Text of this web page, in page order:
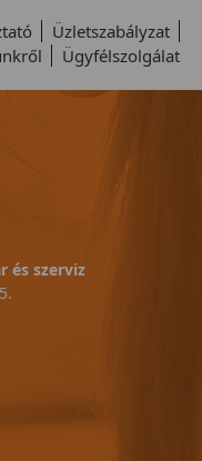
Üzletszabályzat
Ügyfélszolgálat
és szerviz